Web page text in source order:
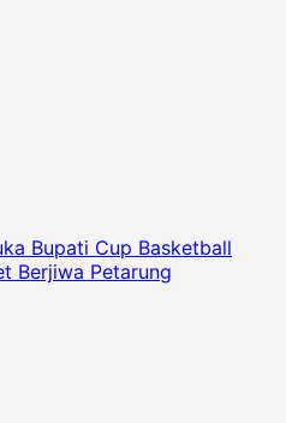
Bupati Cup Basketball
Berjiwa Petarung